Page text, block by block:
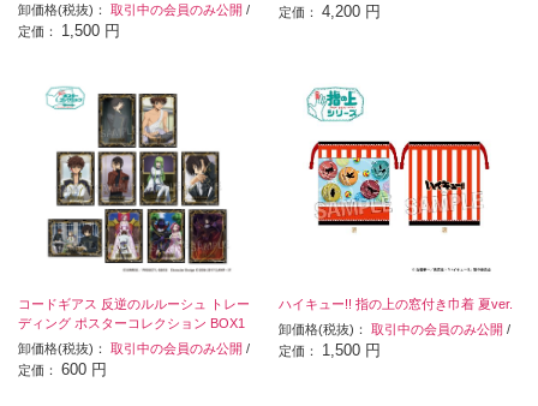
卸価格(税抜)： 取引中の会員のみ公開 /
定価： 1,500 円
定価：4,200 円
コードギアス 反逆のルルーシュ トレー
ディング ポスターコレクション BOX1
卸価格(税抜)： 取引中の会員のみ公開 /
定価： 600 円
ハイキュー!! 指の上の窓付き巾着 夏ver.
卸価格(税抜)：取引中の会員のみ公開 /
定価： 1,500 円